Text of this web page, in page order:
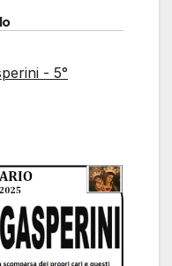
- 5°